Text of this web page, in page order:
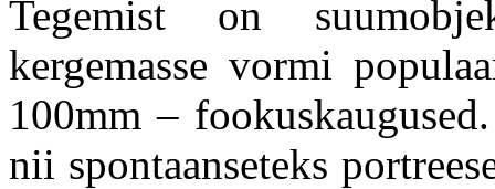
Tegemist on
kergemasse vormi
100mm –
nii spontaanseteks